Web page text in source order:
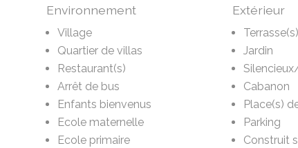
Environnement
Village
Quartier de villas
Restaurant(s)
Arrêt de bus
Enfants bienvenus
Ecole maternelle
Ecole primaire
Extérieur
Terrasse(s)
Jardin
Cabanon
Place(s)
Parking
Construit